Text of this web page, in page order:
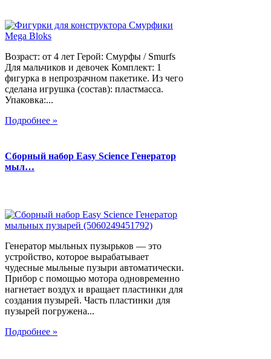
Возраст: от 4 лет Герой: Смурфы / Smurfs
Для мальчиков и девочек Комплект: 1
фигурка в непрозрачном пакетике. Из чего
сделана игрушка (состав): пластмасса.
Упаковка:...
Подробнее »
Сборный набор Easy Science Генератор
мыл…
Генератор мыльных пузырьков — это
устройство, которое вырабатывает
чудесные мыльные пузыри автоматически.
Прибор с помощью мотора одновременно
нагнетает воздух и вращает пластинки для
создания пузырей. Часть пластинки для
пузырей погружена...
Подробнее »